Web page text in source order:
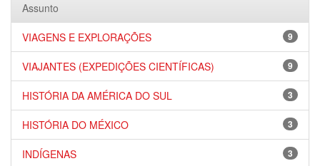
Assunto
9
VIAGENS E EXPLORAÇÕES
9
VIAJANTES (EXPEDIÇÕES CIENTÍFICAS)
3
HISTÓRIA DA AMÉRICA DO SUL
3
HISTÓRIA DO MÉXICO
3
INDÍGENAS